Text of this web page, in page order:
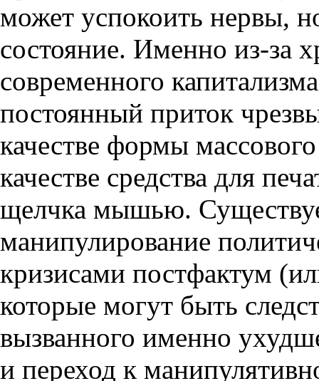
может успокоить нервы,
состояние. Именно из-за
современного
постоянный приток
качестве формы
качестве средства для
щелчка мышью.
манипулирование
кризисами постфактум
которые могут быть
вызванного именно
и переход к